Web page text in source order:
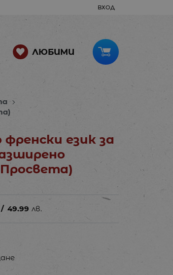
ВХОД
ЛЮБИМИ
френски език за
/ 49.99 лв.